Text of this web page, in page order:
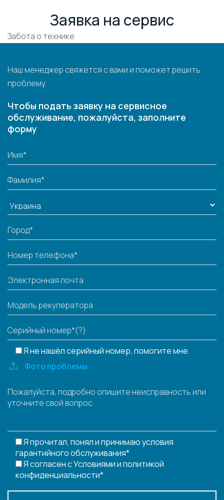
Заявка на сервис
Забота о технике
Наш менеджер свяжется с вами и поможет решить
проблему
Чтобы подать заявку на сервисное
обслуживание, пожалуйста, заполните
форму
Я не нашёл серийный номер, помогите мне
Фото проблемы
Я прочитал, понял и принимаю условия
гарантийного обслуживания*
Я согласен с Условиями и политикой
конфиденциальности*